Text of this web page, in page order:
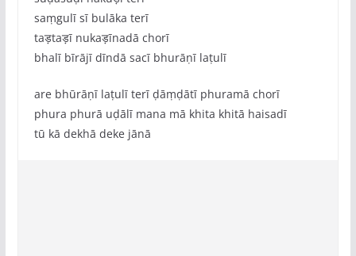
saṃgulī sī bulāka terī
taड़taड़ī nukaड़īnadā chorī
bhalī bīrājī dīndā sacī bhurāṇī laṭulī
are bhūrāṇī laṭulī terī ḍāṃḍātī phuramā chorī
phura phurā uḍālī mana mā khita khitā haisadī
tū kā dekhā deke jānā